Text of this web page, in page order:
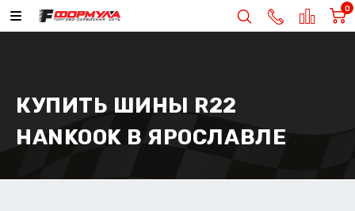
0
КУПИТЬ ШИНЫ R22
HANKOOK В ЯРОСЛАВЛЕ